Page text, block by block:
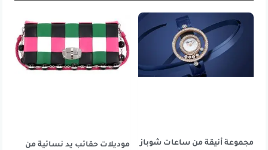
مجموعة أنيقة من ساعات شوباز
موديلات حقائب يد نسائية من